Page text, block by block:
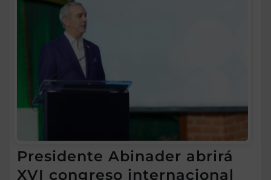
Presidente Abinader abrirá
XVI congreso internacional